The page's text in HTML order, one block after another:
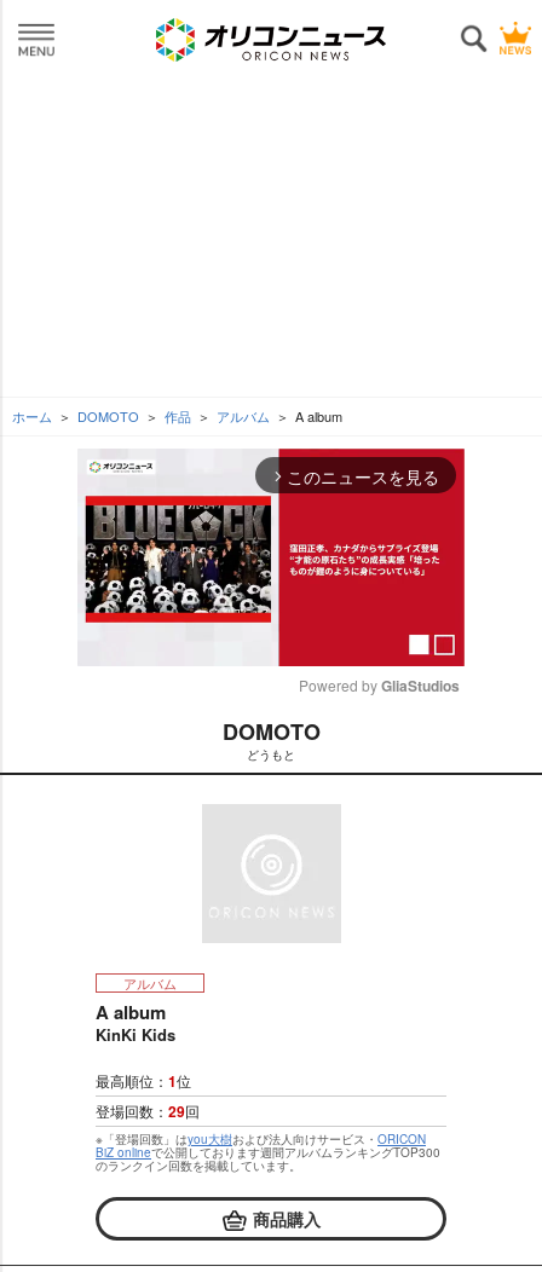
ホーム DOMOTO 作品 アルバム A album
arrow_forward_ios このニュースを見る
t
Powered by GliaStudios
DOMOTO
どうもと
アルバム
A album
KinKi Kids
最高順位： 1位
登場回数： 29回
※「登場回数」はyou大樹および法人向けサービス・ ORICON
BiZ onlineで公開しております週間アルバムランキングTOP300
のランクイン回数を掲載しています。
商品購入